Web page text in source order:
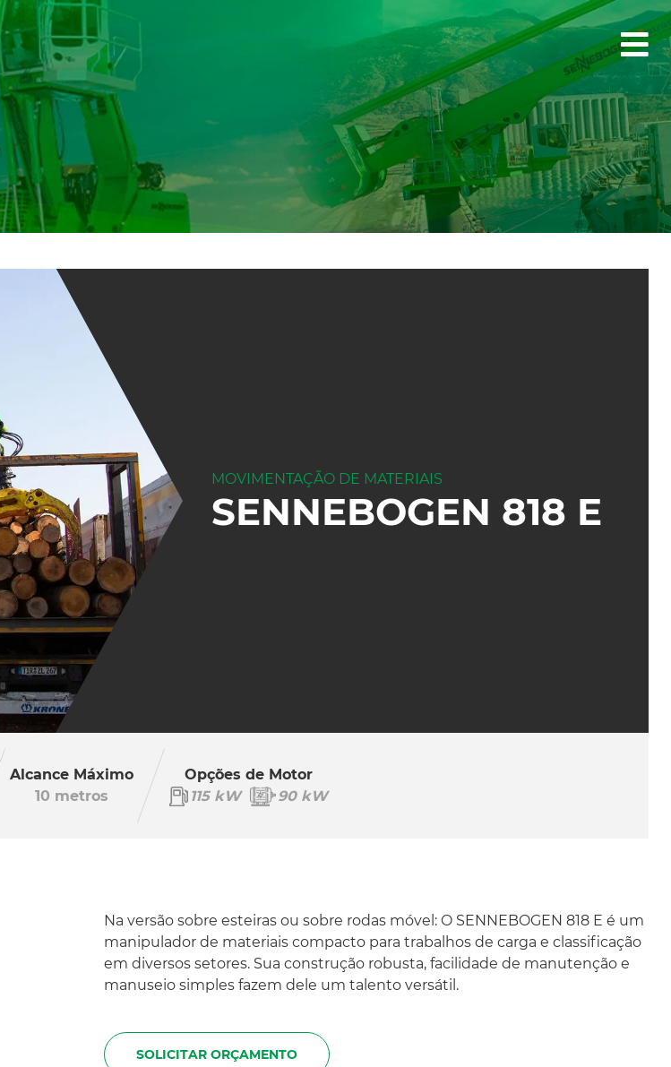
MOVIMENTAÇÃO DE MATERIAIS
SENNEBOGEN 818 E
Alcance Máximo
10 metros
Opções de Motor
115 kW
90 kW
Na versão sobre esteiras ou sobre rodas móvel: O SENNEBOGEN 818 E é um
manipulador de materiais compacto para trabalhos de carga e classificação
em diversos setores. Sua construção robusta, facilidade de manutenção e
manuseio simples fazem dele um talento versátil.
SOLICITAR ORÇAMENTO